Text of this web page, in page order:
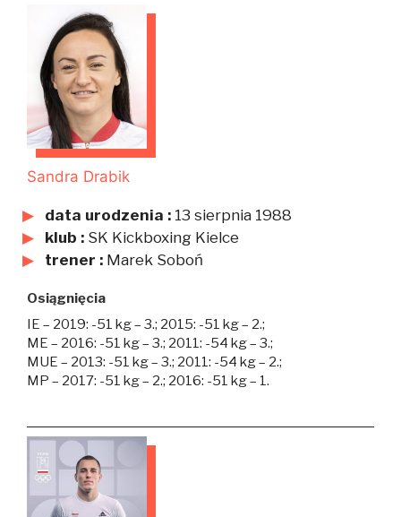
Sandra Drabik
data urodzenia : 13 sierpnia 1988
klub : SK Kickboxing Kielce
trener : Marek Soboń
Osiągnięcia
IE – 2019: -51 kg – 3.; 2015: -51 kg – 2.;
ME – 2016: -51 kg – 3.; 2011: -54 kg – 3.;
MUE – 2013: -51 kg – 3.; 2011: -54 kg – 2.;
MP – 2017: -51 kg – 2.; 2016: -51 kg – 1.